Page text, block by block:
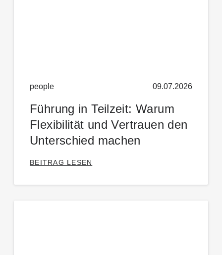
people 09.07.2026
Führung in Teilzeit: Warum
Flexibilität und Vertrauen den
Unterschied machen
BEITRAG LESEN